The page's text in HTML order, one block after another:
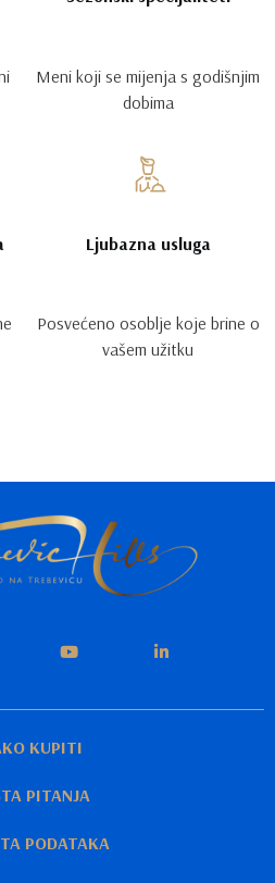
Meni koji se mijenja s godišnjim
dobima
Ljubazna usluga
Posvećeno osoblje koje brine o
vašem užitku
KUPITI
PITANJA
PODATAKA